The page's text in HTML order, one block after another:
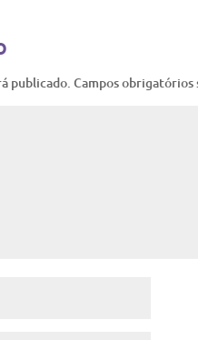
publicado. Campos obrigatórios